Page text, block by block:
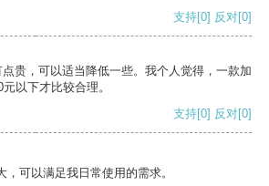
支持[0] 反对[0]
贵，可以适当降低一些。我个人觉得，一款加
以下才比较合理。
支持[0] 反对[0]
可以满足我日常使用的需求。